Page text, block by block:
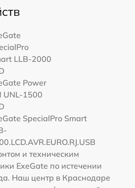
LLB-2000
Power
UNL-1500
SpecialPro Smart
и техническим
ExeGate по истечении
Наш центр в Краснодаре